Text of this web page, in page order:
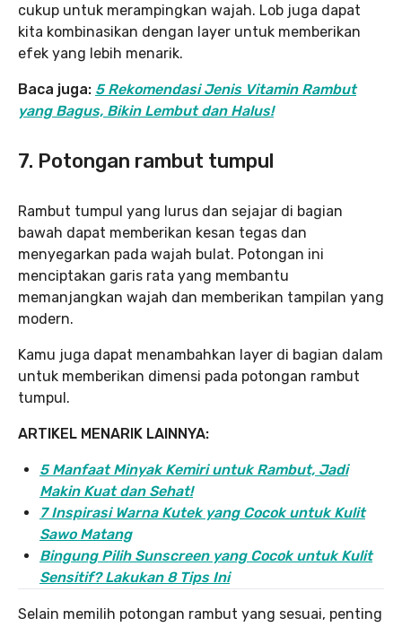
cukup untuk merampingkan wajah. Lob juga dapat
kita kombinasikan dengan layer untuk memberikan
efek yang lebih menarik.
Baca juga: 5 Rekomendasi Jenis Vitamin Rambut
yang Bagus, Bikin Lembut dan Halus!
7. Potongan rambut tumpul
Rambut tumpul yang lurus dan sejajar di bagian
bawah dapat memberikan kesan tegas dan
menyegarkan pada wajah bulat. Potongan ini
menciptakan garis rata yang membantu
memanjangkan wajah dan memberikan tampilan yang
modern.
Kamu juga dapat menambahkan layer di bagian dalam
untuk memberikan dimensi pada potongan rambut
tumpul.
ARTIKEL MENARIK LAINNYA:
5 Manfaat Minyak Kemiri untuk Rambut, Jadi
Makin Kuat dan Sehat!
7 Inspirasi Warna Kutek yang Cocok untuk Kulit
Sawo Matang
Bingung Pilih Sunscreen yang Cocok untuk Kulit
Sensitif? Lakukan 8 Tips Ini
Selain memilih potongan rambut yang sesuai, penting